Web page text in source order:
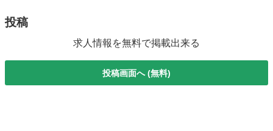
投稿
求人情報を無料で掲載出来る
投稿画面へ (無料)